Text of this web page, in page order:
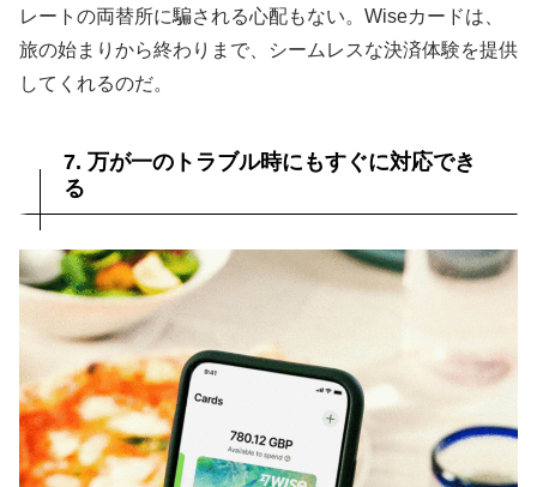
レートの両替所に騙される心配もない。Wiseカードは、
旅の始まりから終わりまで、シームレスな決済体験を提供
してくれるのだ。
7. 万が一のトラブル時にもすぐに対応でき
る